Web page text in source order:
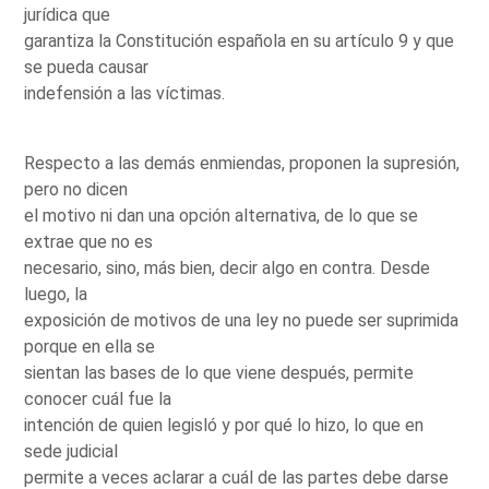
jurídica que
garantiza la Constitución española en su artículo 9 y que
se pueda causar
indefensión a las víctimas.
Respecto a las demás enmiendas, proponen la supresión,
pero no dicen
el motivo ni dan una opción alternativa, de lo que se
extrae que no es
necesario, sino, más bien, decir algo en contra. Desde
luego, la
exposición de motivos de una ley no puede ser suprimida
porque en ella se
sientan las bases de lo que viene después, permite
conocer cuál fue la
intención de quien legisló y por qué lo hizo, lo que en
sede judicial
permite a veces aclarar a cuál de las partes debe darse